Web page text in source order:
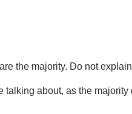
the majority. Do not
about, as the